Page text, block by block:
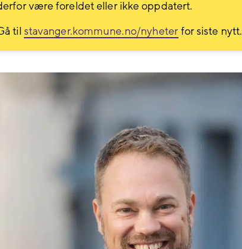
være foreldet eller ikke oppdatert.
til stavanger.kommune.no/nyheter for siste nytt.